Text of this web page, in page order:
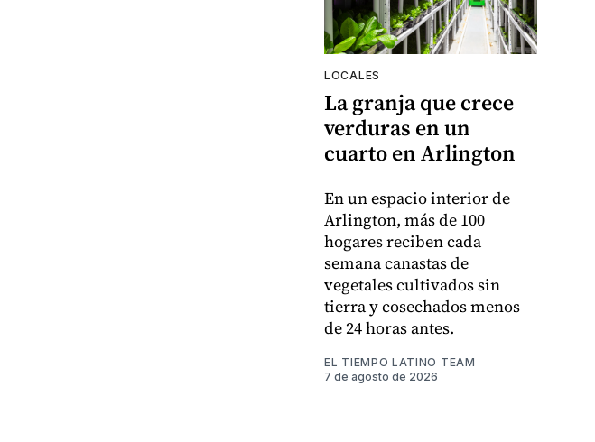
LOCALES
La granja que crece
verduras en un
cuarto en Arlington
En un espacio interior de
Arlington, más de 100
hogares reciben cada
semana canastas de
vegetales cultivados sin
tierra y cosechados menos
de 24 horas antes.
EL TIEMPO LATINO TEAM
7 de agosto de 2026